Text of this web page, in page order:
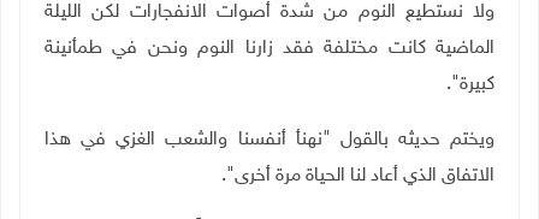
ولا نستطيع النوم من شدة أصوات الانفجارات لكن الليلة
الماضية كانت مختلفة فقد زارنا النوم ونحن في طمأنينة
كبيرة".
ويختم حديثه بالقول "نهنأ أنفسنا والشعب الغزي في هذا
الاتفاق الذي أعاد لنا الحياة مرة أخرى".